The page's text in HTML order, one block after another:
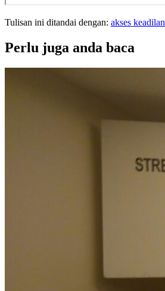
Tulisan ini ditandai dengan: akses keadilan
Perlu juga anda baca